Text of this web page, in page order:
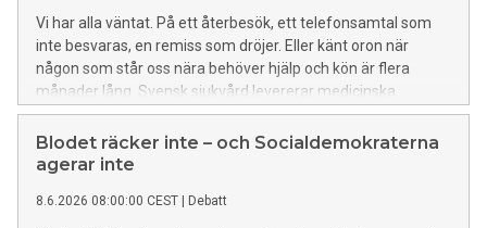
Vi har alla väntat. På ett återbesök, ett telefonsamtal som
inte besvaras, en remiss som dröjer. Eller känt oron när
någon som står oss nära behöver hjälp och kön är flera
månader lång. Svensk sjukvård levererar medicinska
resultat i världsklass. Men tillgängligheten brister och trycket
på systemet växer. Kraven på mer resurser är helt legitima.
Men lösningen är inte att skära i den lilla del av budgeten
förutsättningar för att hålla välfärden vid liv.
Blodet räcker inte – och Socialdemokraterna
agerar inte
8.6.2026 08:00:00 CEST Debatt